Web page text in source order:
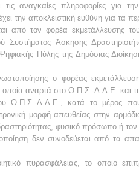
τις αναγκαίες πληροφορίες για
την αποκλειστική ευθύνη για τα
από τον φορέα εκμετάλλευσης
Συστήματος Άσκησης
Πύλης της Δημόσιας
ο φορέας
οποία αναρτά στο Ο.Π.Σ.-Α.Δ.Ε. και
Ο.Π.Σ.-Α.Δ.Ε., κατά το μέρος
μορφή απευθείας στην
φυσικό πρόσωπο ή
δεν συνοδεύεται από τα
πυρασφάλειας, το οποίο